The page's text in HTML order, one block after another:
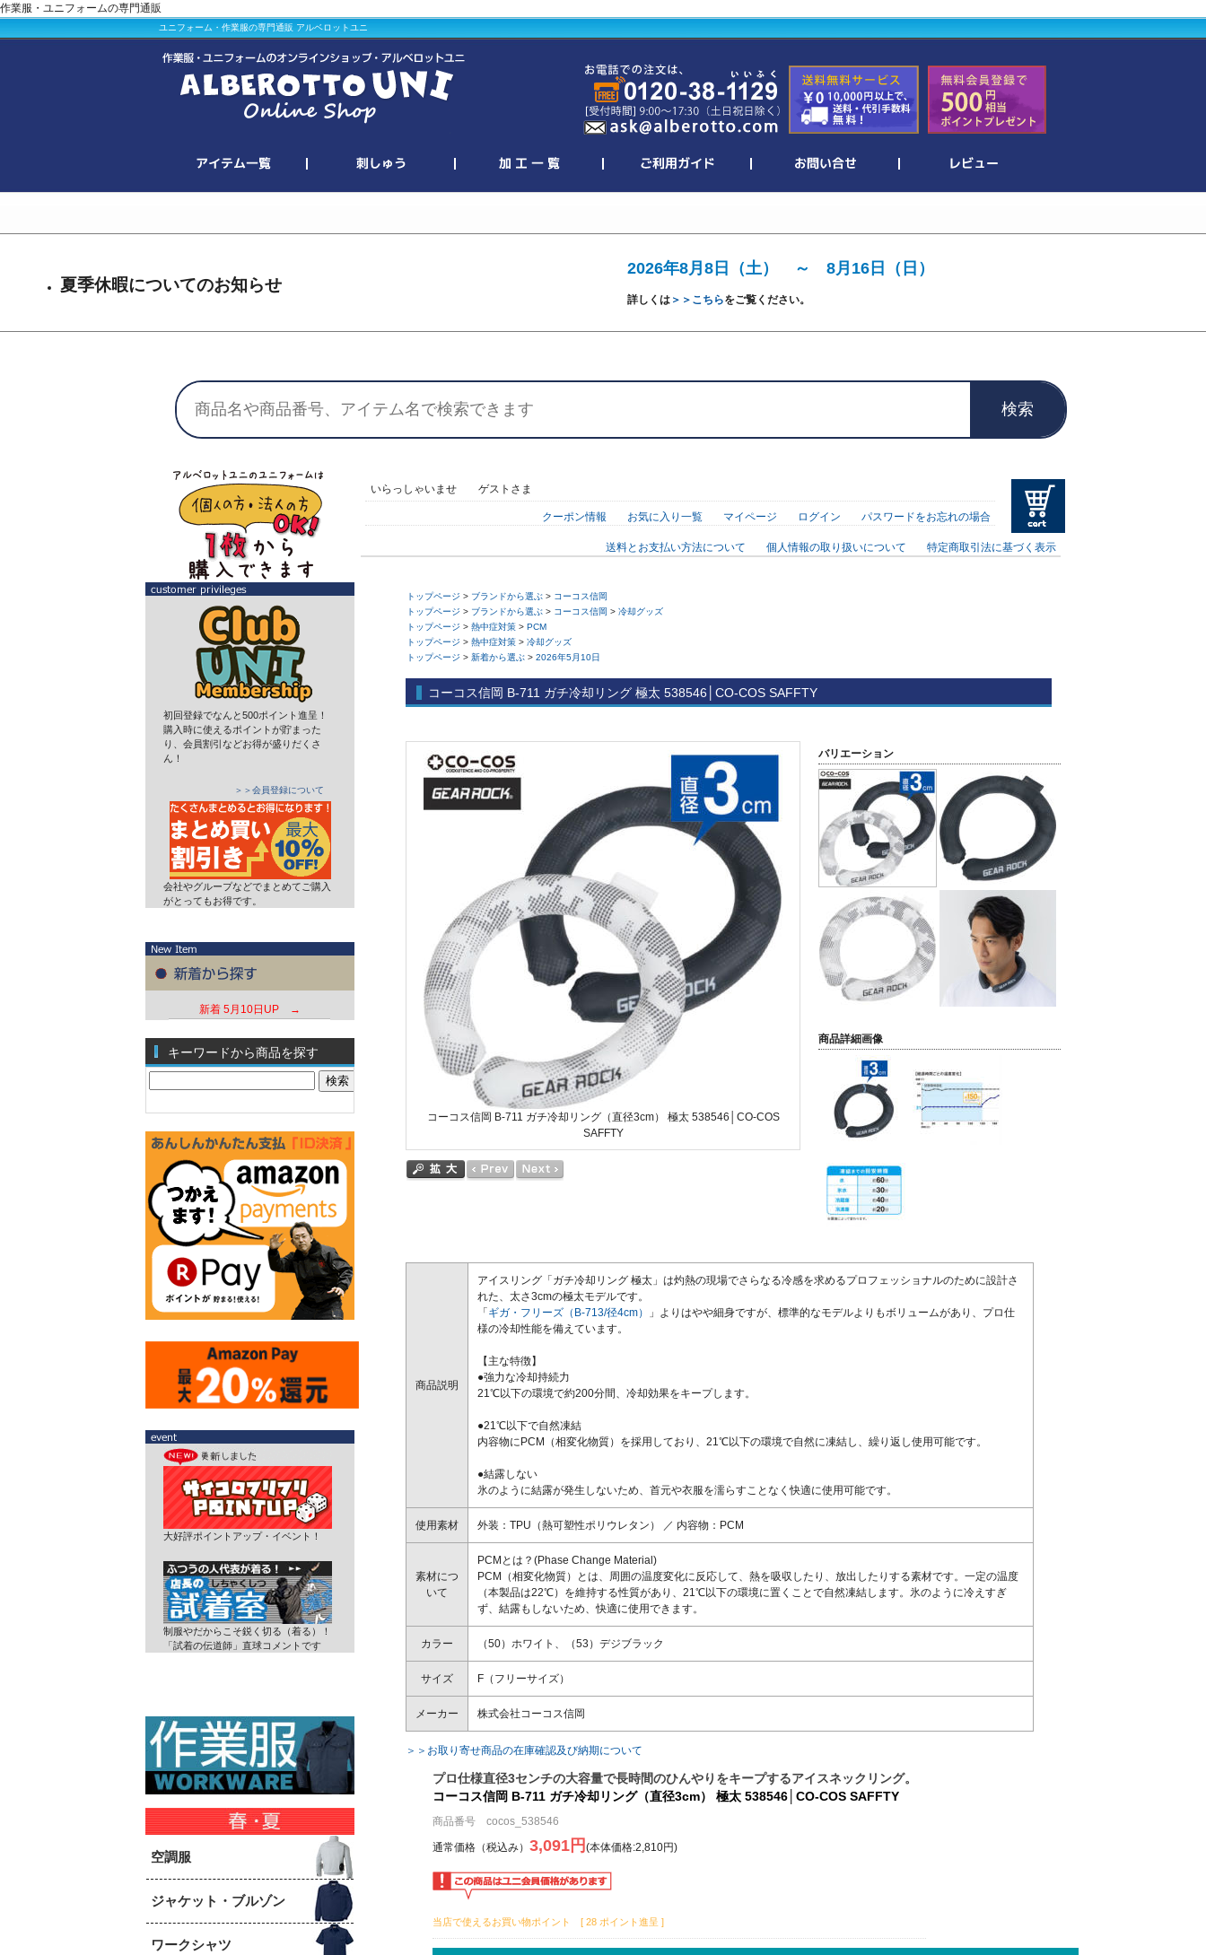
作業服・ユニフォームの専門通販
ユニフォーム・作業服の専門通販 アルベロットユニ
夏季休暇についてのお知らせ
2026年8月8日（土） ～ 8月16日（日）
詳しくは＞＞こちらをご覧ください。
検索
初回登録でなんと500ポイント進呈！
購入時に使えるポイントが貯まった
り、会員割引などお得が盛りだくさ
ん！
＞＞会員登録について
会社やグループなどでまとめてご購入
がとってもお得です。
新着 5月10日UP →
キーワードから商品を探す
大好評ポイントアップ・イベント！
制服やだからこそ鋭く切る（着る）！
「試着の伝道師」直球コメントです
空調服
ジャケット・ブルゾン
ワークシャツ
いらっしゃいませ ゲストさま
クーポン情報 お気に入り一覧 マイページ ログイン パスワードをお忘れの場合
送料とお支払い方法について 個人情報の取り扱いについて 特定商取引法に基づく表示
トップページ > ブランドから選ぶ > コーコス信岡
トップページ > ブランドから選ぶ > コーコス信岡 > 冷却グッズ
トップページ > 熱中症対策 > PCM
トップページ > 熱中症対策 > 冷却グッズ
トップページ > 新着から選ぶ > 2026年5月10日
コーコス信岡 B-711 ガチ冷却リング 極太 538546│CO-COS SAFFTY
バリエーション
商品詳細画像
コーコス信岡 B-711 ガチ冷却リング（直径3cm） 極太 538546│CO-COS
SAFFTY
商品説明
アイスリング「ガチ冷却リング 極太」は灼熱の現場でさらなる冷感を求めるプロフェッショナルのために設計さ
れた、太さ3cmの極太モデルです。
「ギガ・フリーズ（B-713/径4cm）
」よりはやや細身ですが、標準的なモデルよりもボリュームがあり、プロ仕
様の冷却性能を備えています。
【主な特徴】
●強力な冷却持続力
21℃以下の環境で約200分間、冷却効果をキープします。
●21℃以下で自然凍結
内容物にPCM（相変化物質）を採用しており、21℃以下の環境で自然に凍結し、繰り返し使用可能です。
●結露しない
氷のように結露が発生しないため、首元や衣服を濡らすことなく快適に使用可能です。
使用素材 外装：TPU（熱可塑性ポリウレタン） ／ 内容物：PCM
素材につ
いて
PCMとは？(Phase Change Material)
PCM（相変化物質）とは、周囲の温度変化に反応して、熱を吸収したり、放出したりする素材です。一定の温度
（本製品は22℃）を維持する性質があり、21℃以下の環境に置くことで自然凍結します。氷のように冷えすぎ
ず、結露もしないため、快適に使用できます。
カラー （50）ホワイト、（53）デジブラック
サイズ F（フリーサイズ）
メーカー 株式会社コーコス信岡
＞＞お取り寄せ商品の在庫確認及び納期について
プロ仕様直径3センチの大容量で長時間のひんやりをキープするアイスネックリング。
コーコス信岡 B-711 ガチ冷却リング（直径3cm） 極太 538546│CO-COS SAFFTY
商品番号 cocos_538546
通常価格（税込み） 3,091円 (本体価格:2,810円)
当店で使えるお買い物ポイント [ 28 ポイント進呈 ]